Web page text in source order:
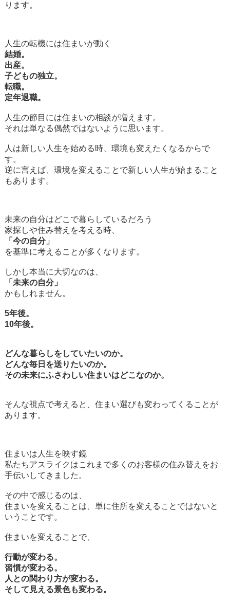
ります。
人生の転機には住まいが動く
結婚。
出産。
子どもの独立。
転職。
定年退職。
人生の節目には住まいの相談が増えます。
それは単なる偶然ではないように思います。
人は新しい人生を始める時、環境も変えたくなるからで
す。
逆に言えば、環境を変えることで新しい人生が始まること
もあります。
未来の自分はどこで暮らしているだろう
家探しや住み替えを考える時、
「今の自分」
を基準に考えることが多くなります。
しかし本当に大切なのは、
「未来の自分」
かもしれません。
5年後。
10年後。
どんな暮らしをしていたいのか。
どんな毎日を送りたいのか。
その未来にふさわしい住まいはどこなのか。
そんな視点で考えると、住まい選びも変わってくることが
あります。
住まいは人生を映す鏡
私たちアスライクはこれまで多くのお客様の住み替えをお
手伝いしてきました。
その中で感じるのは、
住まいを変えることは、単に住所を変えることではないと
いうことです。
住まいを変えることで、
行動が変わる。
習慣が変わる。
人との関わり方が変わる。
そして見える景色も変わる。